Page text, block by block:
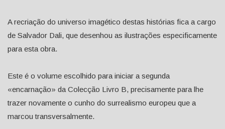
A recriação do universo imagético destas histórias fica a cargo
de Salvador Dali, que desenhou as ilustrações especificamente
para esta obra.
Este é o volume escolhido para iniciar a segunda
«encarnação» da Colecção Livro B, precisamente para lhe
trazer novamente o cunho do surrealismo europeu que a
marcou transversalmente.